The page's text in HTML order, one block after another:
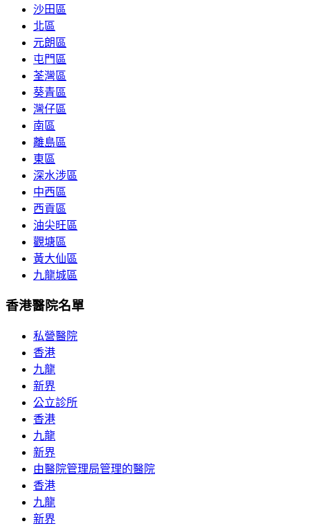
沙田區
北區
元朗區
屯門區
荃灣區
葵青區
灣仔區
南區
離島區
東區
深水涉區
中西區
西貢區
油尖旺區
觀塘區
黃大仙區
九龍城區
香港醫院名單
私營醫院
香港
九龍
新界
公立診所
香港
九龍
新界
由醫院管理局管理的醫院
香港
九龍
新界